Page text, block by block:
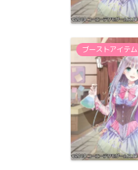
ブーストアイテム